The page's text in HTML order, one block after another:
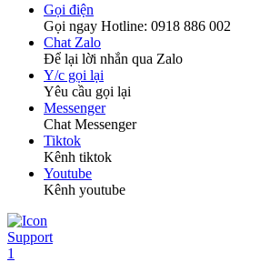
Gọi điện
Gọi ngay Hotline: 0918 886 002
Chat Zalo
Để lại lời nhắn qua Zalo
Y/c gọi lại
Yêu cầu gọi lại
Messenger
Chat Messenger
Tiktok
Kênh tiktok
Youtube
Kênh youtube